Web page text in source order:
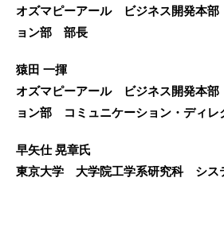
オズマピーアール ビジネス開発本
ョン部 部長
猿田 一揮
オズマピーアール ビジネス開発本
ョン部 コミュニケーション・ディレ
早矢仕 晃章氏
東京大学 大学院工学系研究科 シス